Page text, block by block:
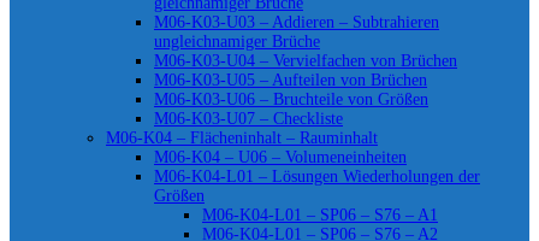
M06-K03-U03 – Addieren – Subtrahieren
ungleichnamiger Brüche
M06-K03-U04 – Vervielfachen von Brüchen
M06-K03-U05 – Aufteilen von Brüchen
M06-K03-U06 – Bruchteile von Größen
M06-K03-U07 – Checkliste
M06-K04 – Flächeninhalt – Rauminhalt
M06-K04 – U06 – Volumeneinheiten
M06-K04-L01 – Lösungen Wiederholungen der
Größen
M06-K04-L01 – SP06 – S76 – A1
M06-K04-L01 – SP06 – S76 – A2